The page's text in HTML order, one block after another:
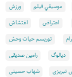
موسيقي فيلم
ورزش
اعتراض
اغتشاش
توریسم حیات وحش
دیالوگ
رامین صدیقی
شهاب حسینی